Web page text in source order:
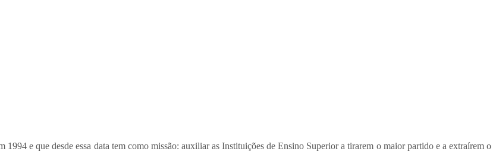
e que desde essa data tem como missão: auxiliar as Instituições de Ensino Superior a tirarem o maior partido e a extraírem o